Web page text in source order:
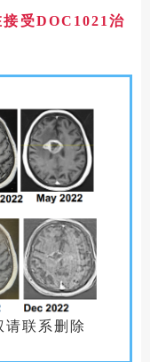
受DOC1021治
请联系删除